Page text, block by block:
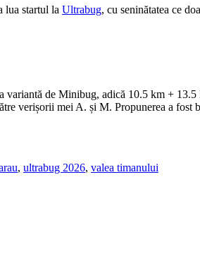
lua startul la Ultrabug, cu seninătatea ce
de Minibug, adică 10.5 km +
verișorii mei A. și M. Propunerea a
, ultrabug 2026, valea timanului